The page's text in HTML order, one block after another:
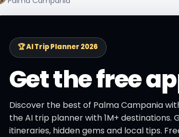
🏆 AI Trip Planner 2026
Get the free
Discover the best of Palma Campania
the AI trip planner with 1M+ destinations.
itineraries, hidden gems and local tips.